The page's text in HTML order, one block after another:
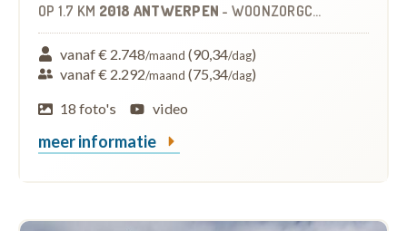
OP 1.7 KM 2018 ANTWERPEN - WOONZORGCENTRUM (WZC)
vanaf € 2.748/maand (90,34/dag)
vanaf € 2.292/maand (75,34/dag)
18 foto's
video
meer informatie